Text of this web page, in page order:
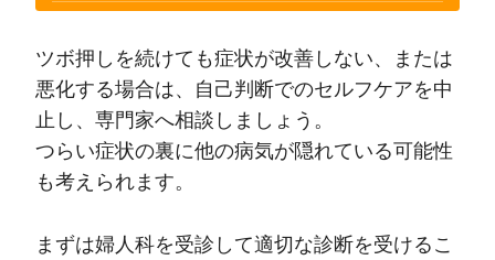
ツボ押しを続けても症状が改善しない、または
悪化する場合は、自己判断でのセルフケアを中
止し、専門家へ相談しましょう。
つらい症状の裏に他の病気が隠れている可能性
も考えられます。
まずは婦人科を受診して適切な診断を受けるこ